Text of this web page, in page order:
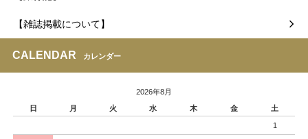
【雑誌掲載について】
CALENDAR カレンダー
2026年8月
日
月 火 水 木 金 土
1